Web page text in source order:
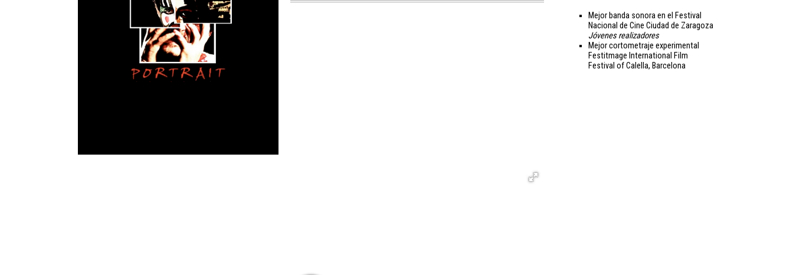
Mejor banda sonora en el Festival
Nacional de Cine Ciudad de Zaragoza
Jóvenes realizadores
Mejor cortometraje experimental
Festitmage International Film
Festival of Calella, Barcelona